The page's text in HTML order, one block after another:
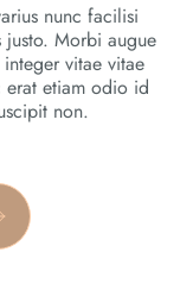
nunc facilisi
Morbi augue
vitae vitae
erat etiam odio id
non.